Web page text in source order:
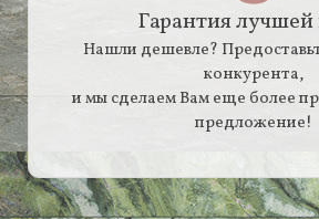
Гарантия
Нашли дешевле?
конкурента,
и мы сделаем Вам еще более
предложение!